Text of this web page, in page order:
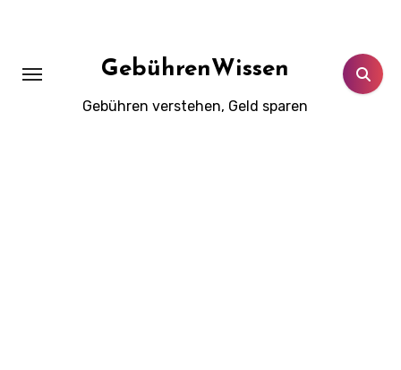
GebührenWissen
Gebühren verstehen, Geld sparen